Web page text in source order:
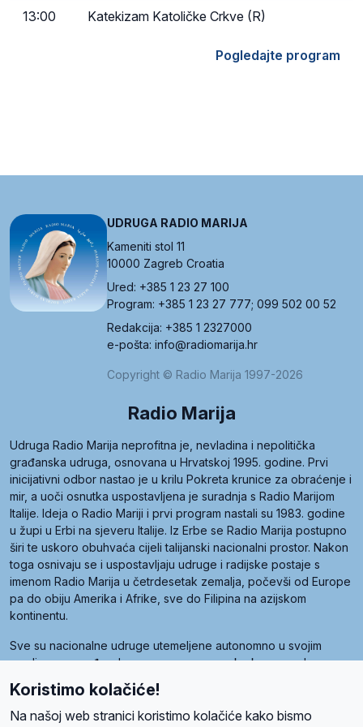
13:00 Katekizam Katoličke Crkve (R)
Pogledajte program
UDRUGA RADIO MARIJA
Kameniti stol 11
10000 Zagreb Croatia
Ured: +385 1 23 27 100
Program: +385 1 23 27 777; 099 502 00 52
Redakcija: +385 1 2327000
e-pošta: info@radiomarija.hr
Copyright © Radio Marija 1997-2026
Radio Marija
Udruga Radio Marija neprofitna je, nevladina i nepolitička
građanska udruga, osnovana u Hrvatskoj 1995. godine. Prvi
inicijativni odbor nastao je u krilu Pokreta krunice za obraćenje i
mir, a uoči osnutka uspostavljena je suradnja s Radio Marijom
Italije. Ideja o Radio Mariji i prvi program nastali su 1983. godine
u župi u Erbi na sjeveru Italije. Iz Erbe se Radio Marija postupno
širi te uskoro obuhvaća cijeli talijanski nacionalni prostor. Nakon
toga osnivaju se i uspostavljaju udruge i radijske postaje s
imenom Radio Marija u četrdesetak zemalja, počevši od Europe
pa do obiju Amerika i Afrike, sve do Filipina na azijskom
kontinentu.
Sve su nacionalne udruge utemeljene autonomno u svojim
zemljama, a međusobna su povezane preko krovne udruge
pod nazivom Svjetska obitelj Radio Marije (World Family of
Radio Maria). Svjetsku obitelj utemeljilo je sedam članica, među
kojima je i hrvatska Udruga Radio Marija.
Koristimo kolačiće!
Na našoj web stranici koristimo kolačiće kako bismo